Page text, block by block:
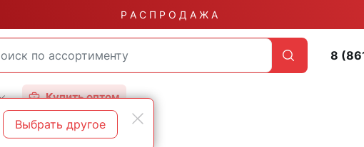
Р А С П Р О Д А Ж А
8
Купить оптом
Выбрать другое